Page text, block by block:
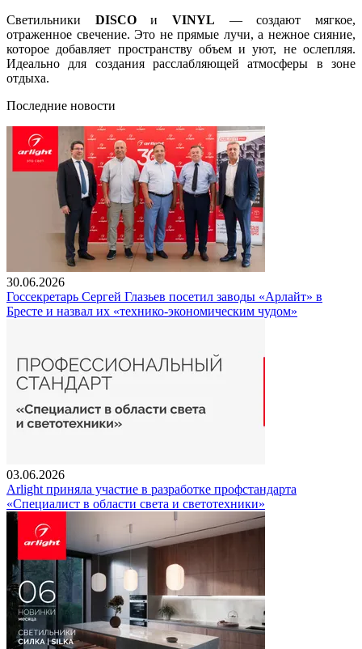
Светильники DISCOи VINYL — создают мягкое,
отраженное свечение. Это не прямые лучи, а нежное сияние,
которое добавляет пространству объем и уют, не ослепляя.
Идеально для создания расслабляющей атмосферы в зоне
отдыха.
Последние новости
30.06.2026
Госсекретарь Сергей Глазьев посетил заводы «Арлайт» в
Бресте и назвал их «технико-экономическим чудом»
03.06.2026
Arlight приняла участие в разработке профстандарта
«Специалист в области света и светотехники»